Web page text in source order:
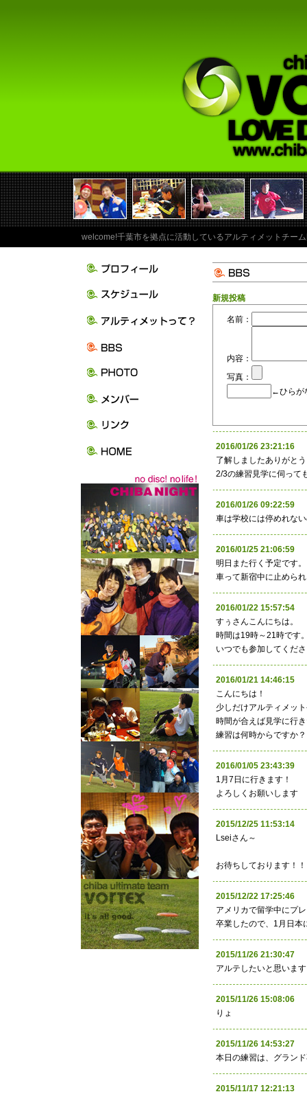
welcome!千葉市を拠点に活動しているアルティメットチー
新規投稿
名前：
内容：
写真：
←ひらが
2016/01/26
了解しましたありがと
2/3の練習見学に伺って
2016/01/26
車は学校には停めれな
2016/01/25
明日また行く予定です。
車って新宿中に止めら
2016/01/22 15:57:54
すぅさんこんにちは。
時間は19時～21時です
いつでも参加してくだ
2016/01/21
こんにちは！
少しだけアルティメッ
時間が合えば見学に行
練習は何時からですか？
2016/01/05
1月7日に行きます！
よろしくお願いします
2015/12/25 11:53:14
Lseiさん～
お待ちしております！！
2015/12/22
アメリカで留学中にプ
卒業したので、1月日本
2015/11/26 21:30:47
アルテしたいと思いま
2015/11/26
りょ
2015/11/26 14:53:27
本日の練習は、グラン
2015/11/17 12:21:13